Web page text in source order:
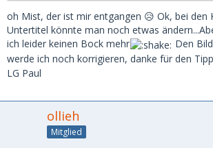
oh Mist, der ist mir entgangen 😥 Ok, bei den
Untertitel könnte man noch etwas
ich leider keinen Bock mehr
Den
werde ich noch korrigieren, danke für den
LG Paul
ollieh
Mitglied